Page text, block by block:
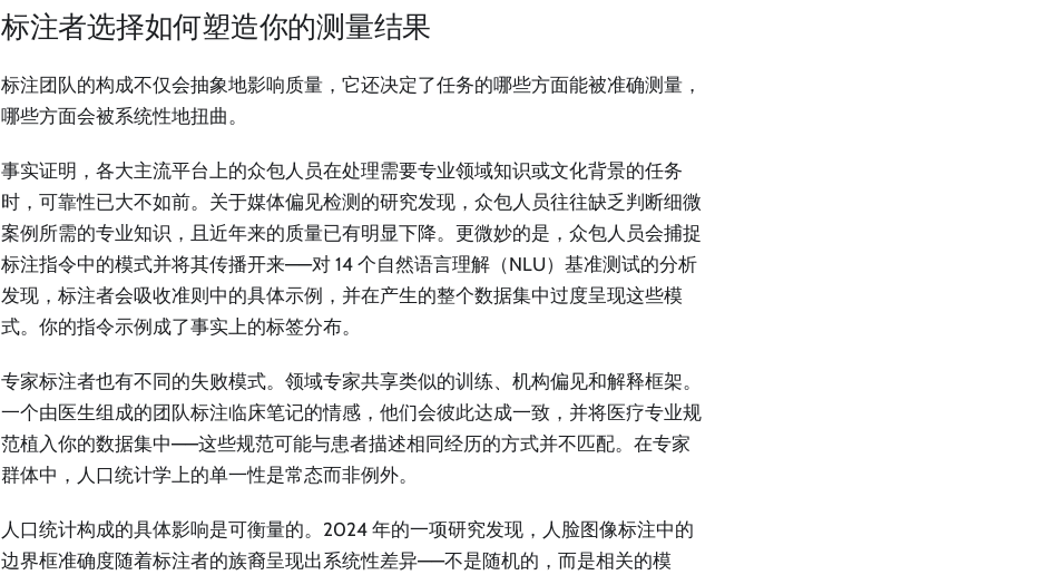
标注者选择如何塑造你的测量结果
标注团队的构成不仅会抽象地影响质量，它还决定了任务的哪些方面能被准确测量，
哪些方面会被系统性地扭曲。
事实证明，各大主流平台上的众包人员在处理需要专业领域知识或文化背景的任务
时，可靠性已大不如前。关于媒体偏见检测的研究发现，众包人员往往缺乏判断细微
案例所需的专业知识，且近年来的质量已有明显下降。更微妙的是，众包人员会捕捉
标注指令中的模式并将其传播开来——对 14 个自然语言理解（NLU）基准测试的分析
发现，标注者会吸收准则中的具体示例，并在产生的整个数据集中过度呈现这些模
式。你的指令示例成了事实上的标签分布。
专家标注者也有不同的失败模式。领域专家共享类似的训练、机构偏见和解释框架。
一个由医生组成的团队标注临床笔记的情感，他们会彼此达成一致，并将医疗专业规
范植入你的数据集中——这些规范可能与患者描述相同经历的方式并不匹配。在专家
群体中，人口统计学上的单一性是常态而非例外。
人口统计构成的具体影响是可衡量的。2024 年的一项研究发现，人脸图像标注中的
边界框准确度随着标注者的族裔呈现出系统性差异——不是随机的，而是相关的模